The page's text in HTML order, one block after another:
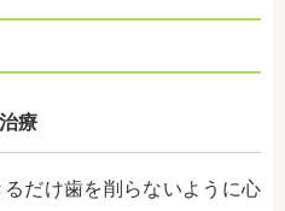
療
だけ歯を削らないように心